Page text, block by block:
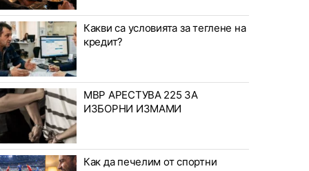
Какви са условията за теглене на
кредит?
МВР АРЕСТУВА 225 ЗА
ИЗБОРНИ ИЗМАМИ
Как да печелим от спортни